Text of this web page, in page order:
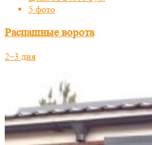
5 фото
Распашные ворота
2–3 дня